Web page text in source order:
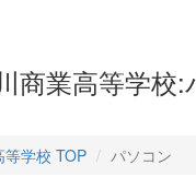
商業高等学校:
学校 TOP パソコン